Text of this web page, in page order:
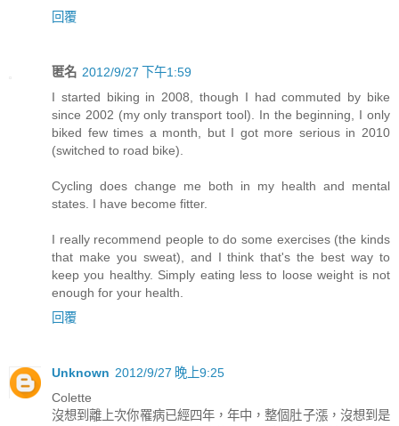
回覆
匿名 2012/9/27 下午1:59
I started biking in 2008, though I had commuted by bike
since 2002 (my only transport tool). In the beginning, I only
biked few times a month, but I got more serious in 2010
(switched to road bike).
Cycling does change me both in my health and mental
states. I have become fitter.
I really recommend people to do some exercises (the kinds
that make you sweat), and I think that's the best way to
keep you healthy. Simply eating less to loose weight is not
enough for your health.
回覆
Unknown 2012/9/27 晚上9:25
Colette
沒想到離上次你罹病已經四年，年中，整個肚子漲，沒想到是